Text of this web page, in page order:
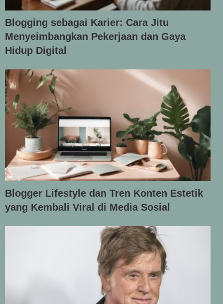
Blogging sebagai Karier: Cara Jitu
Menyeimbangkan Pekerjaan dan Gaya
Hidup Digital
Blogger Lifestyle dan Tren Konten Estetik
yang Kembali Viral di Media Sosial